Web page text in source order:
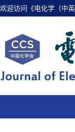
欢迎访问《电化学（中